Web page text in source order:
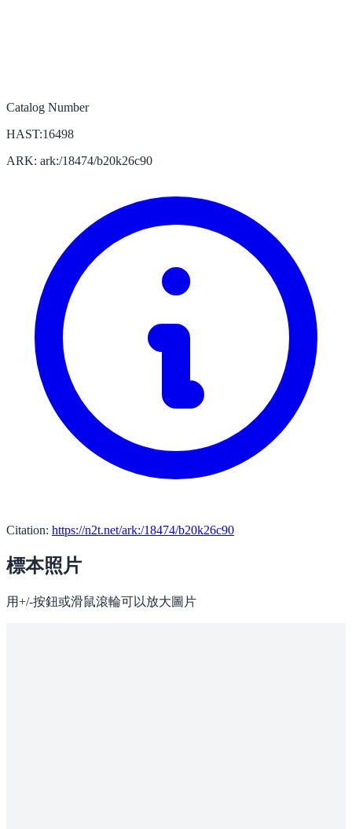
Catalog Number
HAST:16498
ARK: ark:/18474/b20k26c90
Citation: https://n2t.net/ark:/18474/b20k26c90
標本照片
用+/-按鈕或滑鼠滾輪可以放大圖片